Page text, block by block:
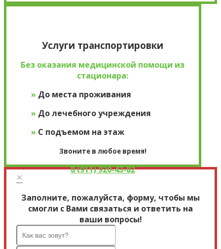
Услуги транспортировки
Без оказания медицинской помощи из
стационара:
» До места проживания
» До лечебного учреждения
» С подъемом на этаж
Звоните в любое время!
8 (911) 920-43-82
×
Заполните, пожалуйста, форму, чтобы мы
смогли с Вами связаться и ответить на
ваши вопросы!